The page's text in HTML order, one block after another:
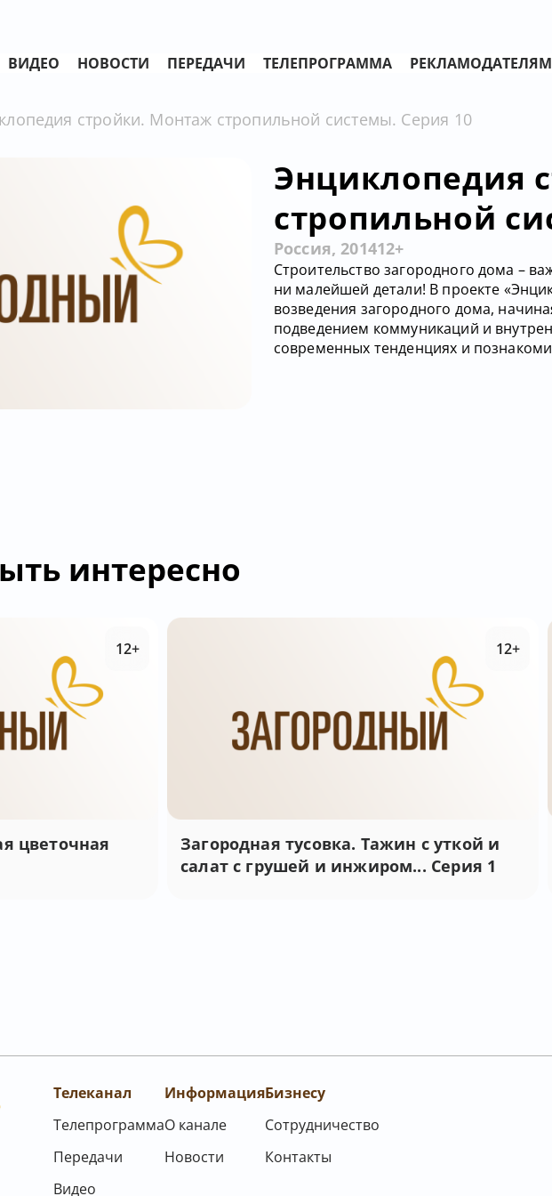
ВИДЕО НОВОСТИ ПЕРЕДАЧИ ТЕЛЕПРОГРАММА РЕКЛАМОДАТЕЛЯМ
стройки. Монтаж стропильной системы. Серия 10
Энциклопедия
стропильной
Россия, 201412+
Строительство загородного дома –
ни малейшей детали! В проекте
возведения загородного дома,
подведением коммуникаций и
современных тенденциях и
интересно
цветочная
12+
Загородная тусовка. Тажин с уткой и
салат с грушей и инжиром... Серия 1
12+
Телеканал
Телепрограмма
Передачи
Видео
Информация
О канале
Новости
Бизнесу
Сотрудничество
Контакты